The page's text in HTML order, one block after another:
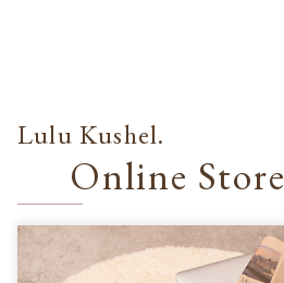
Lulu Kushel.
Online Store